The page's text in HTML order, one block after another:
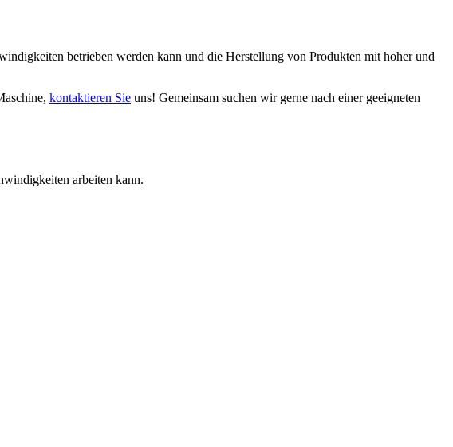
betrieben werden kann und die Herstellung von Produkten mit hoher und
kontaktieren Sie uns! Gemeinsam suchen wir gerne nach einer geeigneten
arbeiten kann.